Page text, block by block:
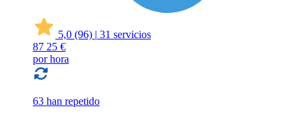
5,0 (96) | 31 servicios
87 25 €
por hora
63 han repetido